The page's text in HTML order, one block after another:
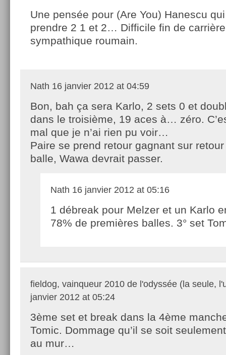
Une pensée pour (Are You) Hanescu
prendre 2 1 et 2… Difficile fin de
sympathique roumain.
Nath 16 janvier 2012 at 04:59
Bon, bah ça sera Karlo, 2 sets 0 et
dans le troisième, 19 aces à… zéro.
mal que je n’ai rien pu voir…
Paire se prend retour gagnant sur
balle, Wawa devrait passer.
Nath 16 janvier 2012 at 05:16
1 débreak pour Melzer et un Karlo
78% de premières balles. 3° set
fieldog, vainqueur 2010 de l'odyssée (la seule,
janvier 2012 at 05:24
3ème set et break dans la 4ème
Tomic. Dommage qu’il se soit
au mur…